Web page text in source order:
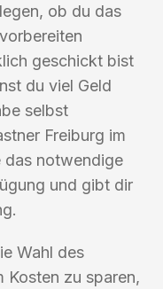
ob du das
geschickt bist
du viel Geld
selbst
Freiburg im
das notwendige
und gibt dir
Wahl des
Kosten zu sparen,